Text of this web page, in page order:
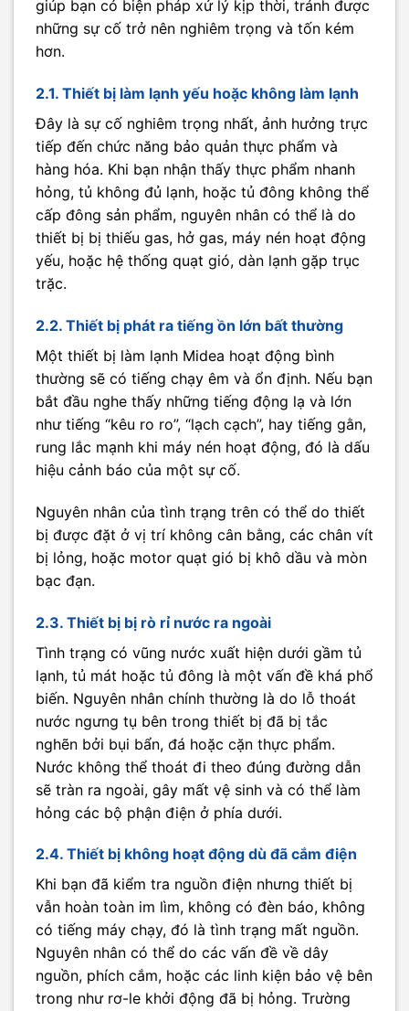
giúp bạn có biện pháp xử lý kịp thời, tránh được
những sự cố trở nên nghiêm trọng và tốn kém
hơn.
2.1. Thiết bị làm lạnh yếu hoặc không làm lạnh
Đây là sự cố nghiêm trọng nhất, ảnh hưởng trực
tiếp đến chức năng bảo quản thực phẩm và
hàng hóa. Khi bạn nhận thấy thực phẩm nhanh
hỏng, tủ không đủ lạnh, hoặc tủ đông không thể
cấp đông sản phẩm, nguyên nhân có thể là do
thiết bị bị thiếu gas, hở gas, máy nén hoạt động
yếu, hoặc hệ thống quạt gió, dàn lạnh gặp trục
trặc.
2.2. Thiết bị phát ra tiếng ồn lớn bất thường
Một thiết bị làm lạnh Midea hoạt động bình
thường sẽ có tiếng chạy êm và ổn định. Nếu bạn
bắt đầu nghe thấy những tiếng động lạ và lớn
như tiếng “kêu ro ro”, “lạch cạch”, hay tiếng gằn,
rung lắc mạnh khi máy nén hoạt động, đó là dấu
hiệu cảnh báo của một sự cố.
Nguyên nhân của tình trạng trên có thể do thiết
bị được đặt ở vị trí không cân bằng, các chân vít
bị lỏng, hoặc motor quạt gió bị khô dầu và mòn
bạc đạn.
2.3. Thiết bị bị rò rỉ nước ra ngoài
Tình trạng có vũng nước xuất hiện dưới gầm tủ
lạnh, tủ mát hoặc tủ đông là một vấn đề khá phổ
biến. Nguyên nhân chính thường là do lỗ thoát
nước ngưng tụ bên trong thiết bị đã bị tắc
nghẽn bởi bụi bẩn, đá hoặc cặn thực phẩm.
Nước không thể thoát đi theo đúng đường dẫn
sẽ tràn ra ngoài, gây mất vệ sinh và có thể làm
hỏng các bộ phận điện ở phía dưới.
2.4. Thiết bị không hoạt động dù đã cắm điện
Khi bạn đã kiểm tra nguồn điện nhưng thiết bị
vẫn hoàn toàn im lìm, không có đèn báo, không
có tiếng máy chạy, đó là tình trạng mất nguồn.
Nguyên nhân có thể do các vấn đề về dây
nguồn, phích cắm, hoặc các linh kiện bảo vệ bên
trong như rơ-le khởi động đã bị hỏng. Trường